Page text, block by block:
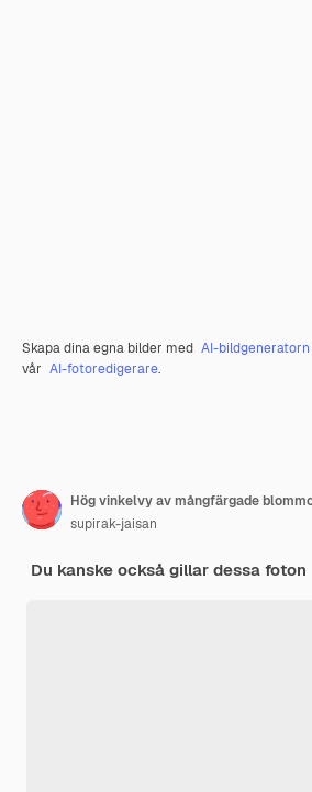
Skapa dina egna bilder med AI-bildgeneratorn
vår AI-fotoredigerare.
Hög vinkelvy av mångfärgade
supirak-jaisan
Du kanske också gillar dessa foton